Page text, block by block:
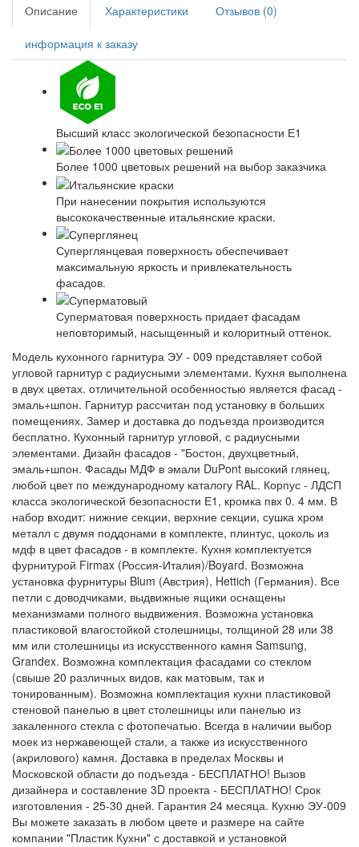
Описание
Характеристики Отзывов (0)
информация к заказу
Высший класс экологической безопасности Е1
Более 1000 цветовых решений на выбор заказчика
При нанесении покрытия используются
высококачественные итальянские краски.
Суперглянцевая поверхность обеспечивает
максимальную яркость и привлекательность
фасадов.
Суперматовая поверхность придает фасадам
неповторимый, насыщенный и колоритный оттенок.
Модель кухонного гарнитура ЭУ - 009 представляет собой
угловой гарнитур с радиусными элементами. Кухня выполнена
в двух цветах. отличительной особенностью является фасад -
эмаль+шпон. Гарнитур рассчитан под установку в больших
помещениях. Замер и доставка до подъезда производится
бесплатно. Кухонный гарнитур угловой, с радиусными
элементами. Дизайн фасадов - "Бостон, двухцветный,
эмаль+шпон. Фасады МДФ в эмали DuPont высокий глянец,
любой цвет по международному каталогу RAL. Корпус - ЛДСП
класса экологической безопасности Е1, кромка пвх 0. 4 мм. В
набор входит: нижние секции, верхние секции, сушка хром
металл с двумя поддонами в комплекте, плинтус, цоколь из
мдф в цвет фасадов - в комплекте. Кухня комплектуется
фурнитурой Firmax (Россия-Италия)/Boyard. Возможна
установка фурнитуры Blum (Австрия), Hettich (Германия). Все
петли с доводчиками, выдвижные ящики оснащены
механизмами полного выдвижения. Возможна установка
пластиковой влагостойкой столешницы, толщиной 28 или 38
мм или столешницы из искусственного камня Samsung,
Grandex. Возможна комплектация фасадами со стеклом
(свыше 20 различных видов, как матовым, так и
тонированным). Возможна комплектация кухни пластиковой
стеновой панелью в цвет столешницы или панелью из
закаленного стекла с фотопечатью. Всегда в наличии выбор
моек из нержавеющей стали, а также из искусственного
(акрилового) камня. Доставка в пределах Москвы и
Московской области до подъезда - БЕСПЛАТНО! Вызов
дизайнера и составление 3D проекта - БЕСПЛАТНО! Срок
изготовления - 25-30 дней. Гарантия 24 месяца. Кухню ЭУ-009
Вы можете заказать в любом цвете и размере на сайте
компании "Пластик Кухни" с доставкой и установкой